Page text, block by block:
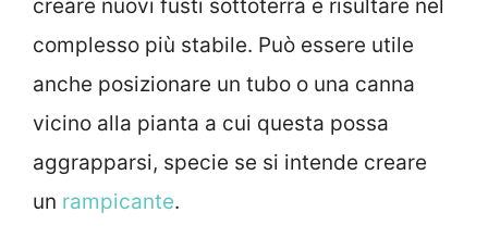
creare nuovi fusti sottoterra e risultare nel
complesso più stabile. Può essere utile
anche posizionare un tubo o una canna
vicino alla pianta a cui questa possa
aggrapparsi, specie se si intende creare
un rampicante.